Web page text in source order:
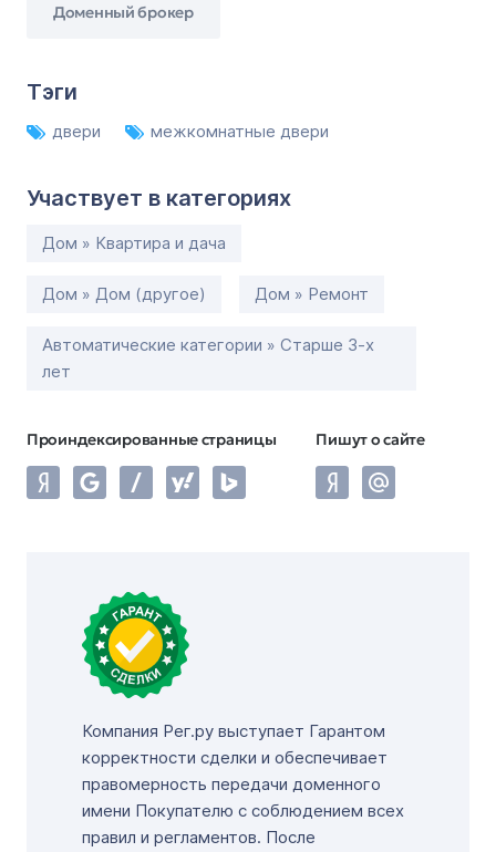
Доменный брокер
Тэги
двери межкомнатные двери
Участвует в категориях
Дом » Квартира и дача
Дом » Дом (другое) Дом » Ремонт
Автоматические категории » Старше 3-х
лет
Проиндексированные страницы Пишут о сайте
Компания Рег.ру выступает Гарантом
корректности сделки и обеспечивает
правомерность передачи доменного
имени Покупателю с соблюдением всех
правил и регламентов. После